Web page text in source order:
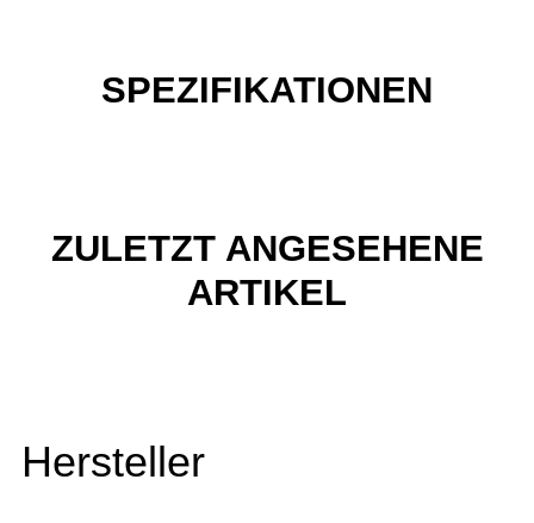
SPEZIFIKATIONEN
ZULETZT ANGESEHENE
ARTIKEL
Hersteller